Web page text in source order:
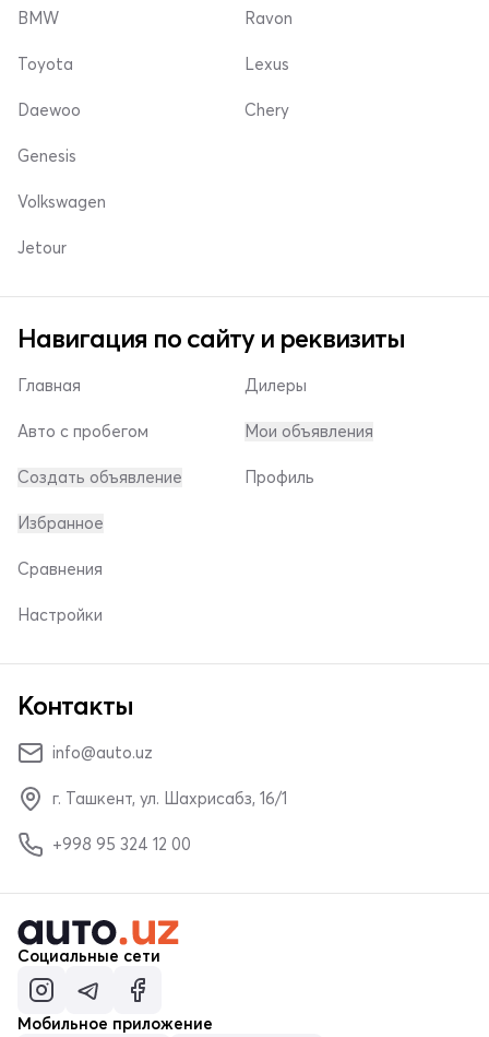
BMW
Toyota
Daewoo
Ravon
Lexus
Chery
Genesis
Volkswagen
Jetour
Навигация по сайту и реквизиты
Главная
Авто с пробегом
Создать объявление
Дилеры
Мои объявления
Профиль
Избранное
Сравнения
Настройки
Контакты
info@auto.uz
г. Ташкент, ул. Шахрисабз, 16/1
+998 95 324 12 00
Социальные сети
Мобильное приложение